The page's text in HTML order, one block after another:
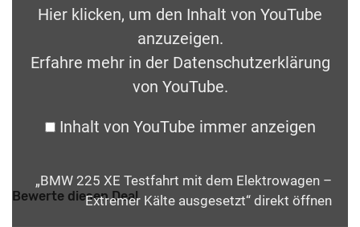
Hier klicken, um den Inhalt von YouTube
anzuzeigen.
Erfahre mehr in der Datenschutzerklärung
von YouTube.
Inhalt von YouTube immer anzeigen
„BMW 225 XE Testfahrt mit dem Elektrowagen –
Extremer Kälte ausgesetzt“ direkt öffnen
Bewerte diesen Deal